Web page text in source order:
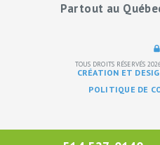
Partout au
TOUS DROITS RÉSERVÉS 2026
CRÉATION ET
POLITIQUE DE